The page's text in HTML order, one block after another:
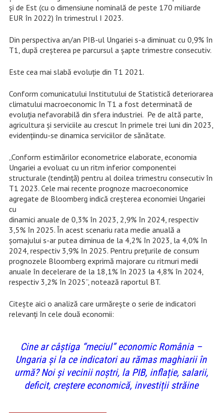
și de Est (cu o dimensiune nominală de peste 170 miliarde
EUR în 2022) în trimestrul I 2023.
Din perspectiva an/an PIB-ul Ungariei s-a diminuat cu 0,9% în
T1, după creșterea pe parcursul a șapte trimestre consecutiv.
Este cea mai slabă evoluție din T1 2021.
Conform comunicatului Institutului de Statistică deteriorarea
climatului macroeconomic în T1 a fost determinată de
evoluția nefavorabilă din sfera industriei. Pe de altă parte,
agricultura și serviciile au crescut în primele trei luni din 2023,
evidențiindu-se dinamica serviciilor de sănătate.
„Conform estimărilor econometrice elaborate, economia
Ungariei a evoluat cu un ritm inferior componentei
structurale (tendință) pentru al doilea trimestru consecutiv în
T1 2023. Cele mai recente prognoze macroeconomice
agregate de Bloomberg indică creșterea economiei Ungariei
cu
dinamici anuale de 0,3% în 2023, 2,9% în 2024, respectiv
3,5% în 2025. În acest scenariu rata medie anuală a
șomajului s-ar putea diminua de la 4,2% în 2023, la 4,0% în
2024, respectiv 3,9% în 2025. Pentru prețurile de consum
prognozele Bloomberg exprimă majorare cu ritmuri medii
anuale în decelerare de la 18,1% în 2023 la 4,8% în 2024,
respectiv 3,2% în 2025”, notează raportul BT.
Citește aici o analiză care urmărește o serie de indicatori
relevanți în cele două economii:
Cine ar câștiga “meciul” economic România –
Ungaria și la ce indicatori au rămas maghiarii în
urmă? Noi și vecinii noștri, la PIB, inflație, salarii,
deficit, creștere economică, investiții străine